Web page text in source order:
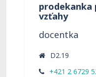
prodekanka
vzťahy
docentka
D2.19
+421 2 6729